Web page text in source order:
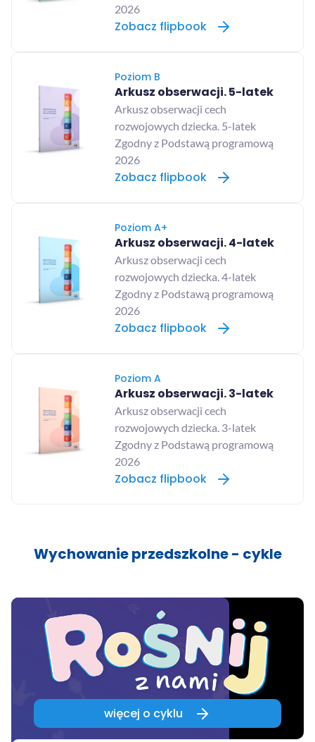
2026
Zobacz flipbook
Poziom B
Arkusz obserwacji. 5-latek
Arkusz obserwacji cech
rozwojowych dziecka. 5-latek
Zgodny z Podstawą programową
2026
Zobacz flipbook
Poziom A+
Arkusz obserwacji. 4-latek
Arkusz obserwacji cech
rozwojowych dziecka. 4-latek
Zgodny z Podstawą programową
2026
Zobacz flipbook
Poziom A
Arkusz obserwacji. 3-latek
Arkusz obserwacji cech
rozwojowych dziecka. 3-latek
Zgodny z Podstawą programową
2026
Zobacz flipbook
Wychowanie przedszkolne - cykle
więcej o cyklu